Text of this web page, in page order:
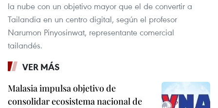
la nube con un objetivo mayor que el de convertir a
Tailandia en un centro digital, según el profesor
Narumon Pinyosinwat, representante comercial
tailandés.
VER MÁS
Malasia impulsa objetivo de
consolidar ecosistema nacional de